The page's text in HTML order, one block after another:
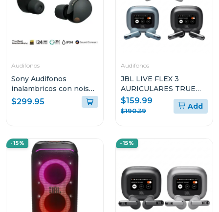
Audifonos
Sony Audifonos
inalambricos con noise
cancelling wf1000xm5
negro
$299.95
Audifonos
JBL LIVE FLEX 3
AURICULARES TRUE
WIRELESS CON
CANCELACIÓN DE
$159.99
$190.39
Add
-15% -15%